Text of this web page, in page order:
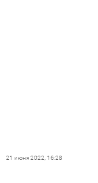
21 июня 2022, 16:28